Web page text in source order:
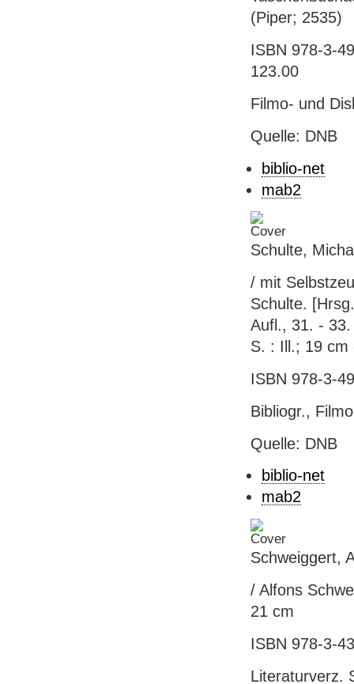
(Piper; 2535)
ISBN 978-3-
123.00
Filmo- und
Quelle: DNB
biblio-net
mab2
Schulte,
/ mit
Schulte.
Aufl., 31. -
S. : Ill.; 19 cm
ISBN 978-3-
Bibliogr.,
Quelle: DNB
biblio-net
mab2
Schweiggert,
/ Alfons
21 cm
ISBN 978-3-
Literaturverz.